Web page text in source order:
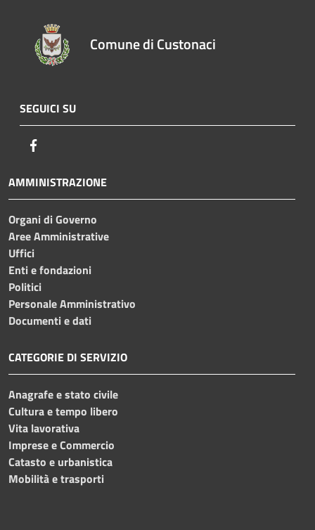
Comune di Custonaci
SEGUICI SU
AMMINISTRAZIONE
Organi di Governo
Aree Amministrative
Uffici
Enti e fondazioni
Politici
Personale Amministrativo
Documenti e dati
CATEGORIE DI SERVIZIO
Anagrafe e stato civile
Cultura e tempo libero
Vita lavorativa
Imprese e Commercio
Catasto e urbanistica
Mobilità e trasporti